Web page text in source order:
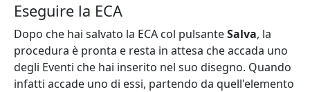
Eseguire la ECA
Dopo che hai salvato la ECA col pulsanteSalva, la
procedura è pronta e resta in attesa che accada uno
degli Eventi che hai inserito nel suo disegno. Quando
infatti accade uno di essi, partendo da quell'elemento